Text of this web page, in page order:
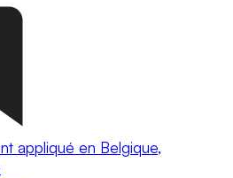
appliqué en Belgique,